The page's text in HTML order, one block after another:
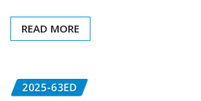
READ MORE
2025-63ED